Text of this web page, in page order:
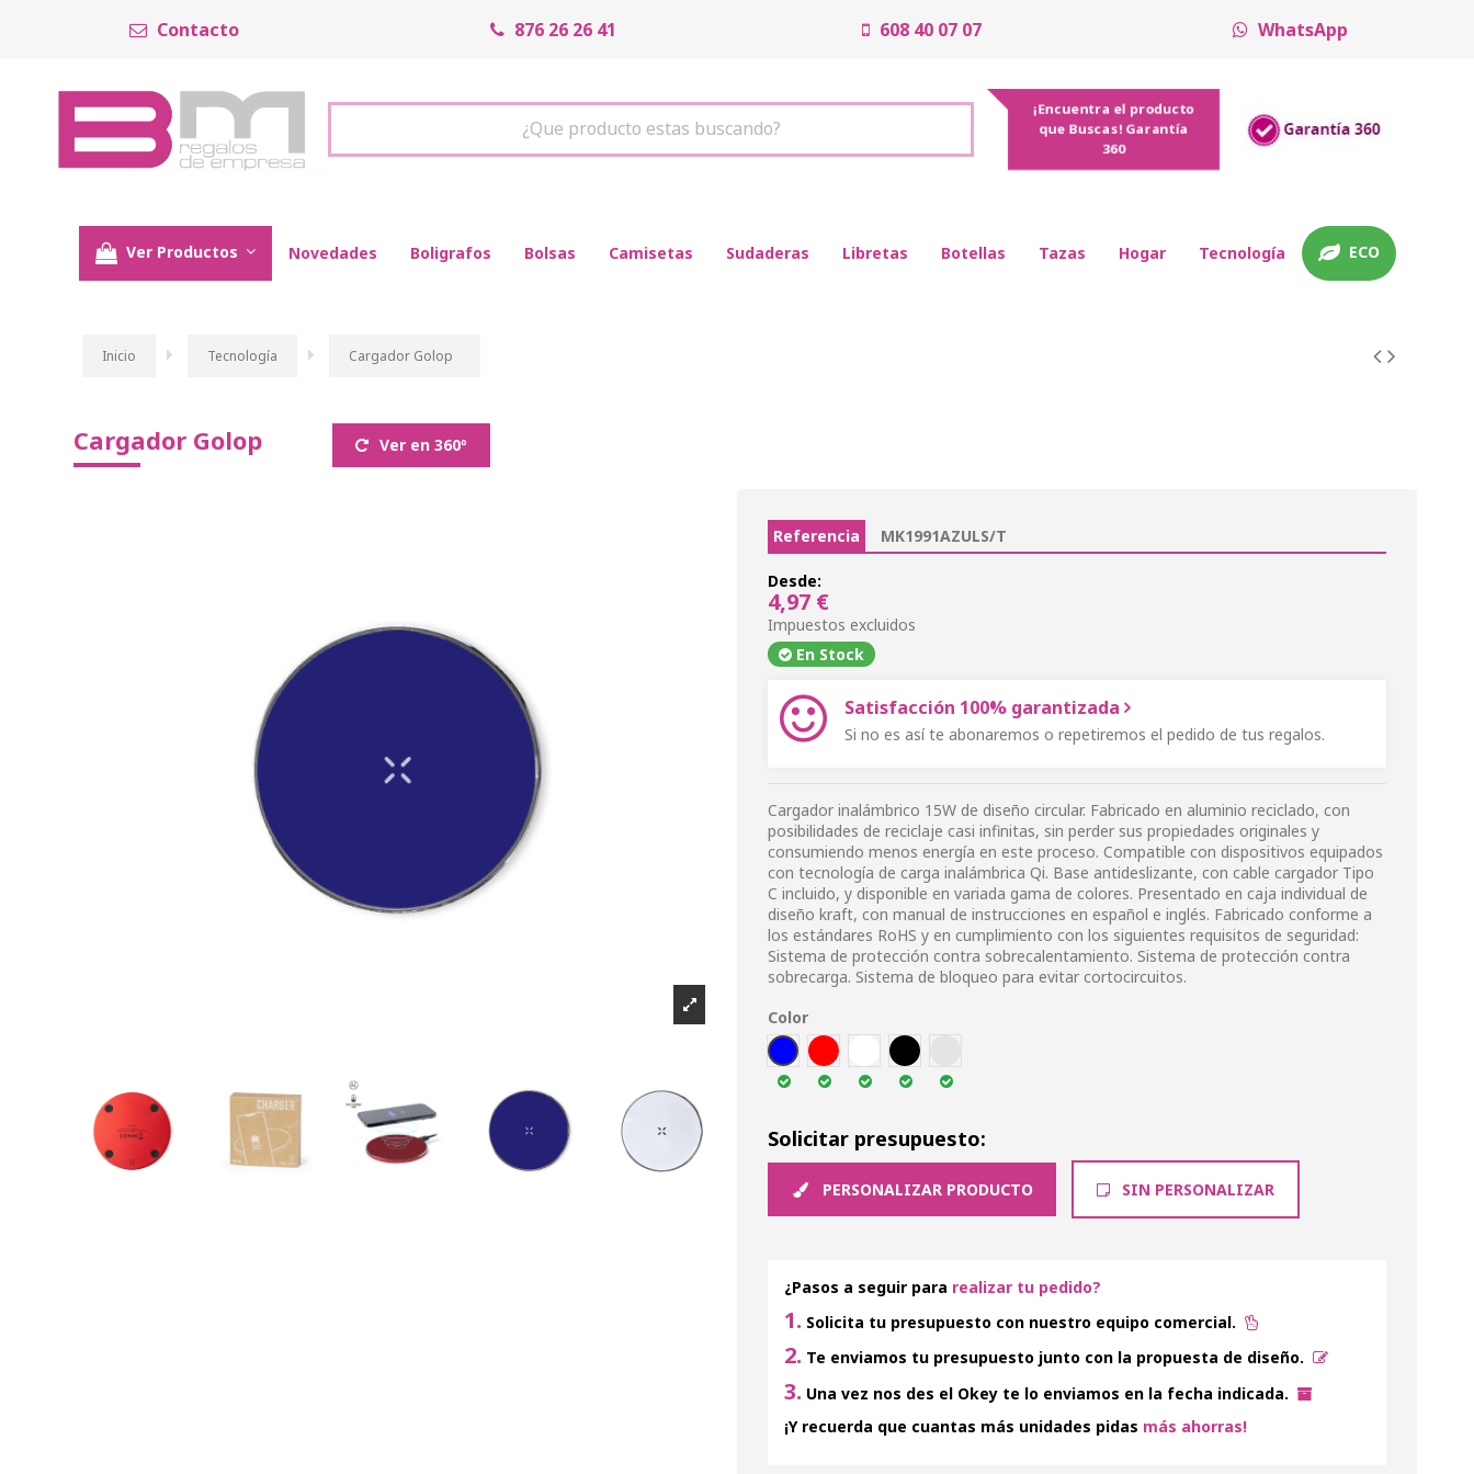
Contacto 876 26 26 41 608 40 07 07 WhatsApp
¿Que producto estas buscando?
¡Encuentra el producto
que Buscas! Garantía
360
Ver Productos Novedades Boligrafos Bolsas Camisetas Sudaderas Libretas Botellas Tazas Hogar Tecnología ECO
Inicio Tecnología Cargador Golop
Cargador Golop Ver en 360º
Referencia MK1991AZULS/T
Desde:
4,97 €
Impuestos excluidos
En Stock
Satisfacción 100% garantizada
Si no es así te abonaremos o repetiremos el pedido de tus regalos.
Cargador inalámbrico 15W de diseño circular. Fabricado en aluminio reciclado, con
posibilidades de reciclaje casi infinitas, sin perder sus propiedades originales y
consumiendo menos energía en este proceso. Compatible con dispositivos equipados
con tecnología de carga inalámbrica Qi. Base antideslizante, con cable cargador Tipo
C incluido, y disponible en variada gama de colores. Presentado en caja individual de
diseño kraft, con manual de instrucciones en español e inglés. Fabricado conforme a
los estándares RoHS y en cumplimiento con los siguientes requisitos de seguridad:
Sistema de protección contra sobrecalentamiento. Sistema de protección contra
sobrecarga. Sistema de bloqueo para evitar cortocircuitos.
Color
AZUL
ROJ BLA NEG
Solicitar presupuesto:
PERSONALIZAR PRODUCTO SIN PERSONALIZAR
¿Pasos a seguir para realizar tu pedido?
1. Solicita tu presupuesto con nuestro equipo comercial.
2. Te enviamos tu presupuesto junto con la propuesta de diseño.
3. Una vez nos des el Okey te lo enviamos en la fecha indicada.
¡Y recuerda que cuantas más unidades pidas más ahorras!